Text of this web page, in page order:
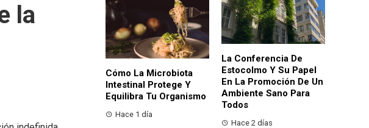
la
Cómo La Microbiota
Intestinal Protege Y
Equilibra Tu Organismo
Hace 1 día
La Conferencia De
Estocolmo Y Su Papel
En La Promoción De Un
Ambiente Sano Para
Todos
Hace 2 días